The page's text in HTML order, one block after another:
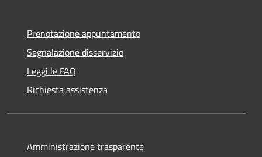
Prenotazione appuntamento
Segnalazione disservizio
Leggi le FAQ
Richiesta assistenza
Amministrazione trasparente